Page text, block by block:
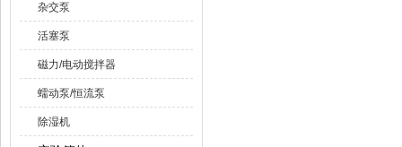
杂交泵
活塞泵
磁力/电动搅拌器
蠕动泵/恒流泵
除湿机